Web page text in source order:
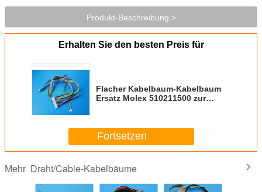
Produkt-Beschreibung >
Erhalten Sie den besten Preis für
Flacher Kabelbaum-Kabelbaum
Ersatz Molex 510211500 zur
Fortsetzen
Mehr Draht/Cable-Kabelbäume